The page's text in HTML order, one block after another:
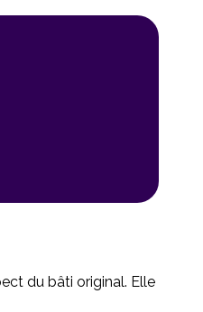
du bâti original. Elle